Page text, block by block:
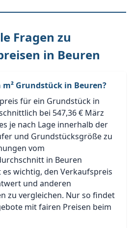
Fragen zu
in Beuren
Grundstück in Beuren?
für ein Grundstück in
bei 547,36 € März
je nach Lage innerhalb der
und Grundstücksgröße zu
vom
in Beuren
wichtig, den Verkaufspreis
und anderen
zu vergleichen. Nur so findet
mit fairen Preisen beim